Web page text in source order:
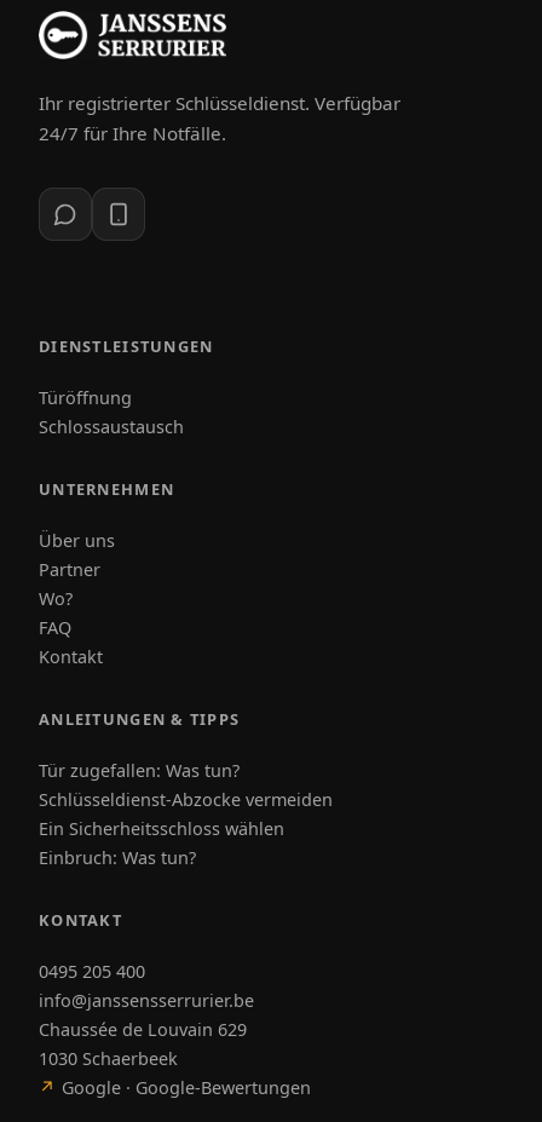
Ihr registrierter Schlüsseldienst. Verfügbar
24/7 für Ihre Notfälle.
DIENSTLEISTUNGEN
Türöffnung
Schlossaustausch
UNTERNEHMEN
Über uns
Partner
Wo?
FAQ
Kontakt
ANLEITUNGEN & TIPPS
Tür zugefallen: Was tun?
Schlüsseldienst-Abzocke vermeiden
Ein Sicherheitsschloss wählen
Einbruch: Was tun?
KONTAKT
0495 205 400
info@janssensserrurier.be
Chaussée de Louvain 629
1030 Schaerbeek
↗ Google · Google-Bewertungen